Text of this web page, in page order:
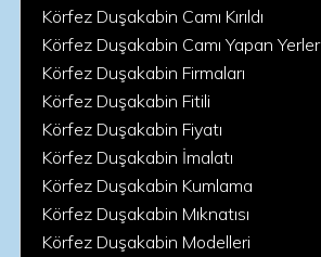
Körfez Duşakabin Camı Kırıldı
Körfez Duşakabin Camı Yapan Yerler
Körfez Duşakabin Firmaları
Körfez Duşakabin Fitili
Körfez Duşakabin Fiyatı
Körfez Duşakabin İmalatı
Körfez Duşakabin Kumlama
Körfez Duşakabin Mıknatısı
Körfez Duşakabin Modelleri